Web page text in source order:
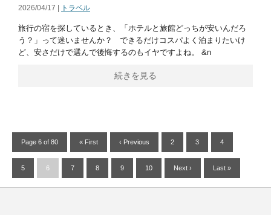
2026/04/17 | トラベル
旅行の宿を探しているとき、「ホテルと旅館どっちが安いんだろ
う？」って迷いませんか？ できるだけコスパよく泊まりたいけ
ど、安さだけで選んで後悔するのもイヤですよね。 &n
続きを見る
Page 6 of 80 « First ‹ Previous 2 3 4
5 6 7 8 9 10 Next › Last »